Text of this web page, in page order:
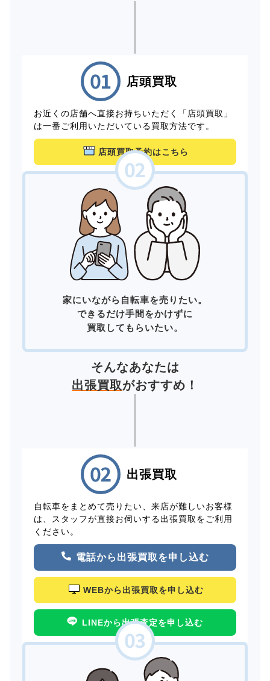
店頭買取
お近くの店舗へ直接お持ちいただく「店頭買取」
は一番ご利用いただいている買取方法です。
店頭買取予約はこちら
家にいながら自転車を売りたい。
できるだけ手間をかけずに
買取してもらいたい。
そんなあなたは
出張買取がおすすめ！
出張買取
自転車をまとめて売りたい、来店が難しいお客様
は、スタッフが直接お伺いする出張買取をご利用
ください。
電話から出張買取を申し込む
WEBから出張買取を申し込む
LINEから出張査定を申し込む